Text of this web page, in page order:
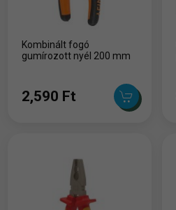
Kombinált fogó
gumírozott nyél 200 mm
2,590 Ft